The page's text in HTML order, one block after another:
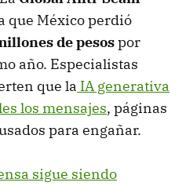
que México perdió
de pesospor
año. Especialistas
que la IA generativa
los mensajes, páginas
para engañar.
sigue siendo